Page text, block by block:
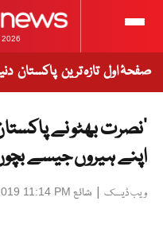
2026
صفحۂ اول تازہ ترین پاکستان
’نصرت بھٹو نے
اپنے ہیروں جیسے
ویب ڈیسک | شائع 11:14 PM